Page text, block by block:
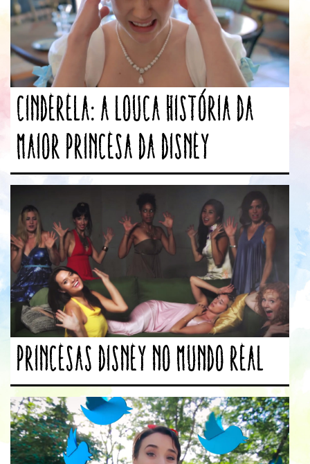
Cinderela: a louca história da
maior princesa da Disney
Princesas Disney no mundo real